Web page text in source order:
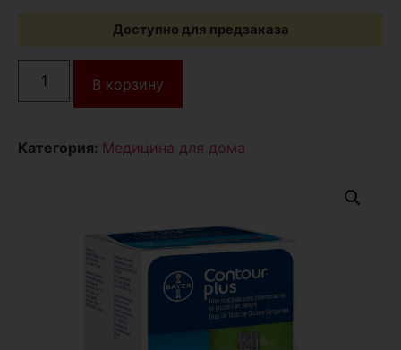
Доступно для предзаказа
В корзину
Категория: Медицина для дома